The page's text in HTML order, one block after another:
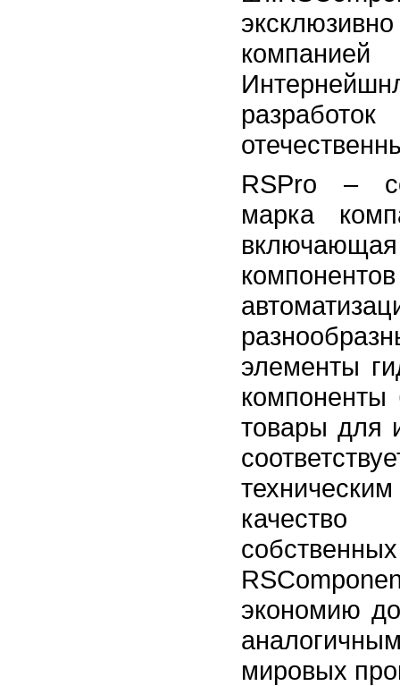
RSPro –
марка
элементы
компоненты
товары для
качество
экономию
мировых